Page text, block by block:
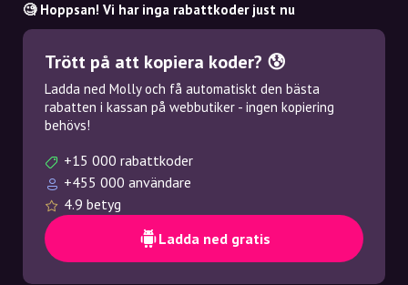
🧐 Hoppsan! Vi har inga rabattkoder just nu
Trött på att kopiera koder? 😰
Ladda ned Molly och få automatiskt den bästa
rabatten i kassan på webbutiker - ingen kopiering
behövs!
+15 000 rabattkoder
+455 000 användare
4.9 betyg
Ladda ned gratis